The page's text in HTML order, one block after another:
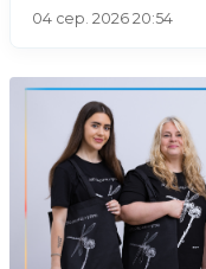
04 сер. 2026 20:54